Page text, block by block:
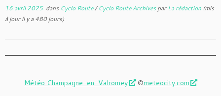
16 avril 2025dans Cyclo Route/Cyclo Route ArchivesparLa rédaction (mis
à jour il y a 480 jours)
Météo Champagne-en-Valromey ©meteocity.com